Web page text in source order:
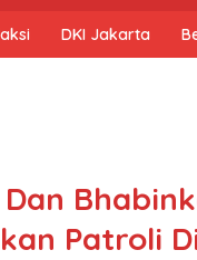
DKI Jakarta
Patroli